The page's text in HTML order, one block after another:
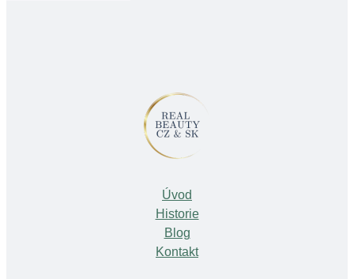
Úvod
Historie
Blog
Kontakt